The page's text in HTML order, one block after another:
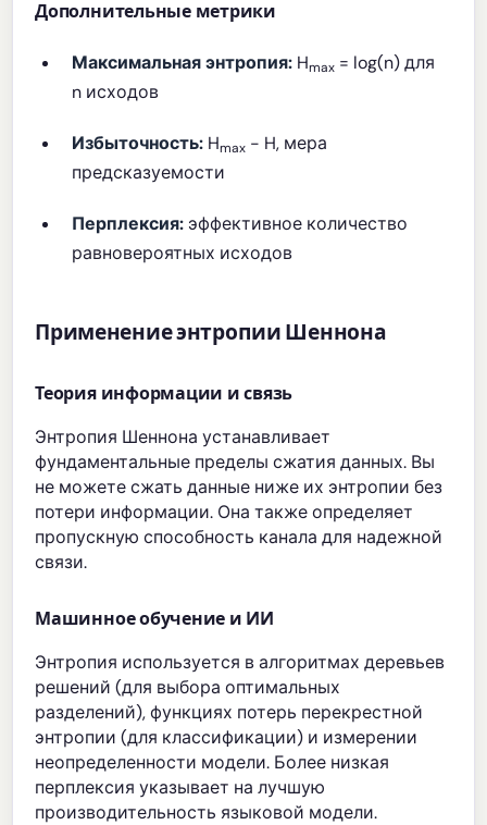
Дополнительные метрики
Максимальная энтропия: Hmax = log(n) для
n исходов
Избыточность: Hmax - H, мера
предсказуемости
Перплексия: эффективное количество
равновероятных исходов
Применение энтропии Шеннона
Теория информации и связь
Энтропия Шеннона устанавливает
фундаментальные пределы сжатия данных. Вы
не можете сжать данные ниже их энтропии без
потери информации. Она также определяет
пропускную способность канала для надежной
связи.
Машинное обучение и ИИ
Энтропия используется в алгоритмах деревьев
решений (для выбора оптимальных
разделений), функциях потерь перекрестной
энтропии (для классификации) и измерении
неопределенности модели. Более низкая
перплексия указывает на лучшую
производительность языковой модели.